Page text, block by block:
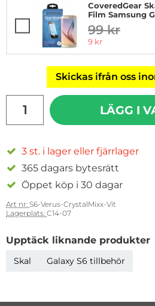
CoveredGear
Film Samsung
tidigare
99 kr
rea pris
9 kr
Skickas ifrån oss
LÄGG I
3 st. i lager eller fjärrlager
365 dagars bytesrätt
Öppet köp i 30 dagar
Art nr: S6-Verus-CrystalMixx-Vit
Lagerplats: C14-07
Upptäck liknande produkter
Skal Galaxy S6 tillbehör